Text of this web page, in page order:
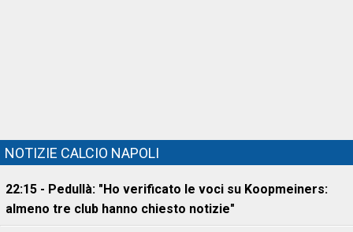
NOTIZIE CALCIO NAPOLI
22:15 - Pedullà: "Ho verificato le voci su Koopmeiners:
almeno tre club hanno chiesto notizie"